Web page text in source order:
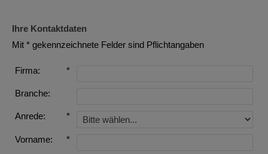
Ihre Kontaktdaten
Mit * gekennzeichnete Felder sind Pflichtangaben
Firma: *
Branche:
Anrede: *
Vorname: *
Controller